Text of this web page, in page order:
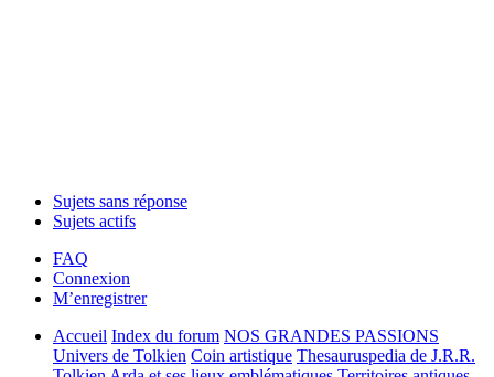
Sujets sans réponse
Sujets actifs
FAQ
Connexion
M’enregistrer
Accueil Index du forum NOS GRANDES PASSIONS
Univers de Tolkien Coin artistique Thesauruspedia de J.R.R.